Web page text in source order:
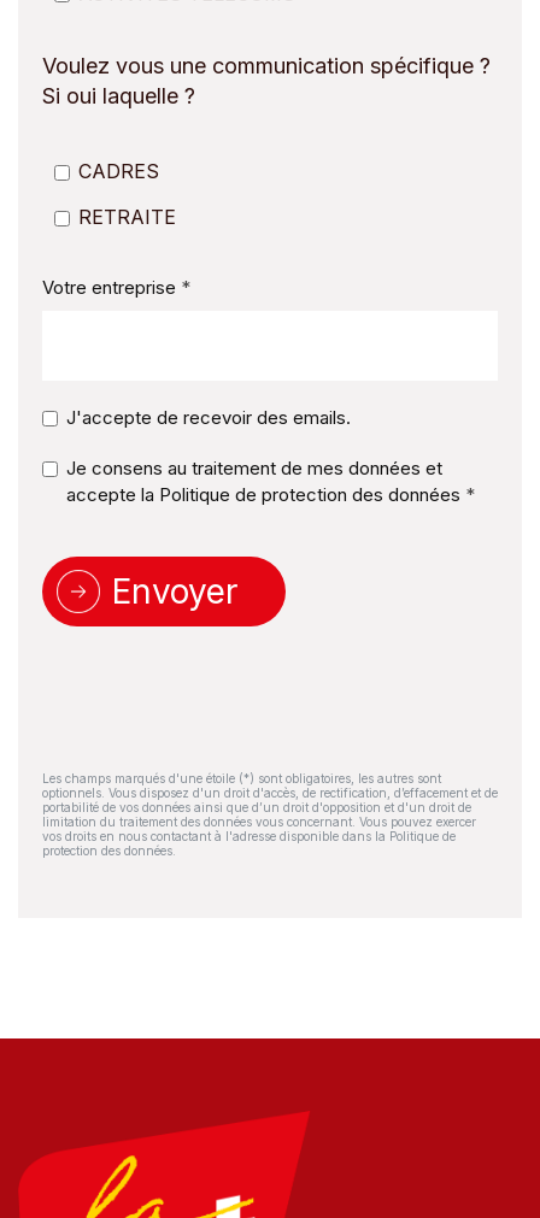
Voulez vous une communication spécifique ?
Si oui laquelle ?
CADRES
RETRAITE
Votre entreprise
J'accepte de recevoir des emails.
Je consens au traitement de mes données et
accepte la Politique de protection des données
Envoyer
Les champs marqués d'une étoile (*) sont obligatoires, les autres sont
optionnels. Vous disposez d'un droit d'accès, de rectification, d’effacement et de
portabilité de vos données ainsi que d’un droit d'opposition et d'un droit de
limitation du traitement des données vous concernant. Vous pouvez exercer
vos droits en nous contactant à l'adresse disponible dans la Politique de
protection des données.